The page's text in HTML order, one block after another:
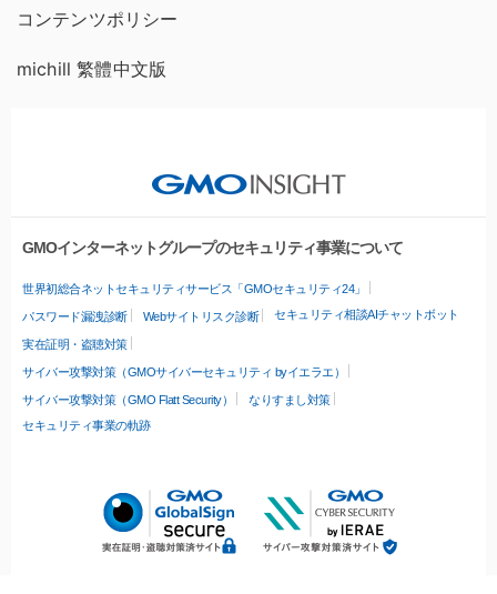
コンテンツポリシー
michill 繁體中文版
GMOインターネットグループのセキュリティ事業について
世界初総合ネットセキュリティサービス「GMOセキュリティ24」
パスワード漏洩診断 Webサイトリスク診断 セキュリティ相談AIチャットボット
実在証明・盗聴対策
サイバー攻撃対策（GMOサイバーセキュリティ byイエラエ）
サイバー攻撃対策（GMO Flatt Security）
なりすまし対策
セキュリティ事業の軌跡